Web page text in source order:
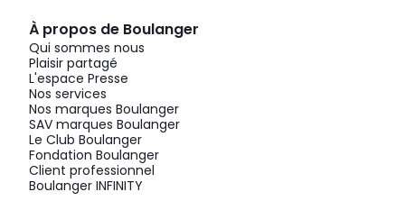
À propos de Boulanger
Qui sommes nous
Plaisir partagé
L'espace Presse
Nos services
Nos marques Boulanger
SAV marques Boulanger
Le Club Boulanger
Fondation Boulanger
Client professionnel
Boulanger INFINITY